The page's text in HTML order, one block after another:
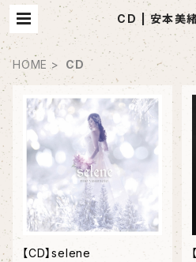
CD | 安本美
HOME CD
【CD】selene